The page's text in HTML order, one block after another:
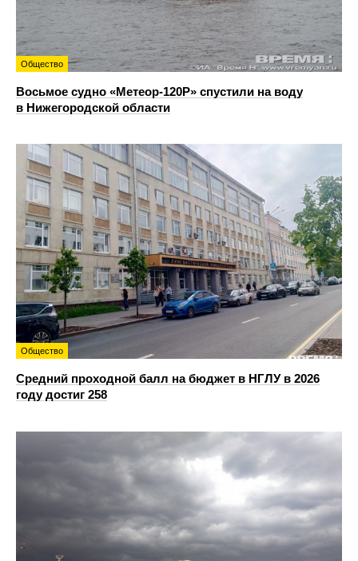
Общество
Восьмое судно «Метеор-120Р» спустили на воду
в Нижегородской области
Общество
Средний проходной балл на бюджет в НГЛУ в 2026
году достиг 258